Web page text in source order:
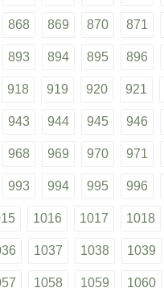
868 869 870 871
893 894 895 896
918 919 920 921
943 944 945 946
968 969 970 971
993 994 995 996
1016 1017 1018
1037 1038 1039
1058 1059 1060